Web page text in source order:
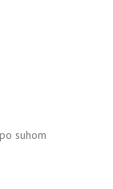
suhom